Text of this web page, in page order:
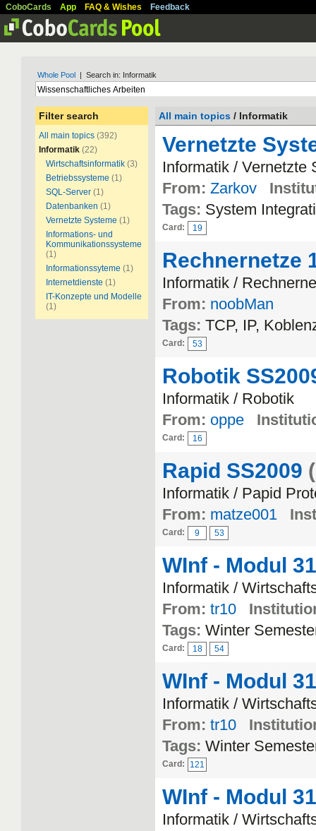
CoboCards App FAQ & Wishes Feedback
Whole Pool | Search in: Informatik
Filter search
All main topics (392)
Informatik (22)
Wirtschaftsinformatik (3)
Betriebssysteme (1)
SQL-Server (1)
Datenbanken (1)
Vernetzte Systeme (1)
Informations- und
Kommunikationssysteme
(1)
Informationssyteme (1)
Internetdienste (1)
IT-Konzepte und Modelle
(1)
All main topics / Informatik
Vernetzte
Informatik / Vernetzte
From: Zarkov
Tags: System
Card: 19
Rechnernetze
Informatik /
From: noobMan
Tags: TCP, IP,
Card: 53
Robotik
Informatik / Robotik
From: oppe
Card: 16
Rapid SS2009
Informatik / Papid
From: matze001
Card: 9 53
WInf - Modul
Informatik /
From: tr10
Tags: Winter
Card: 18 54
WInf - Modul
Informatik /
From: tr10
Tags: Winter
Card: 121
WInf - Modul
Informatik /